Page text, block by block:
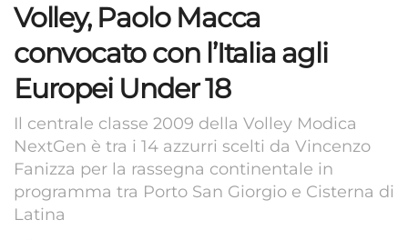
Volley, Paolo Macca
convocato con l’Italia agli
Europei Under 18
Il centrale classe 2009 della Volley Modica
NextGen è tra i 14 azzurri scelti da Vincenzo
Fanizza per la rassegna continentale in
programma tra Porto San Giorgio e Cisterna di
Latina